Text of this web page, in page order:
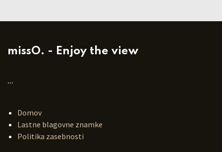
missO. - Enjoy the view
...
Domov
Lastne blagovne znamke
Politika zasebnosti